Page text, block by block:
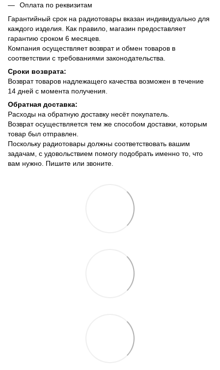
Оплата по реквизитам
Гарантийный срок на радиотовары вказан индивидуально для
каждого изделия. Как правило, магазин предоставляет
гарантию сроком 6 месяцев.
Компания осуществляет возврат и обмен товаров в
соответствии с требованиями законодательства.
Сроки возврата:
Возврат товаров надлежащего качества возможен в течение
14 дней с момента получения.
Обратная доставка:
Расходы на обратную доставку несёт покупатель.
Возврат осуществляется тем же способом доставки, которым
товар был отправлен.
Поскольку радиотовары должны соответствовать вашим
задачам, с удовольствием помогу подобрать именно то, что
вам нужно. Пишите или звоните.